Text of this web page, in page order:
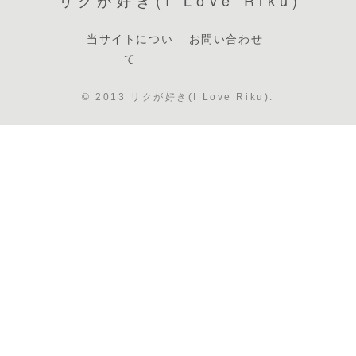
当サイトについ
て
お問い合わせ
© 2013 リクが好き(I Love Riku).